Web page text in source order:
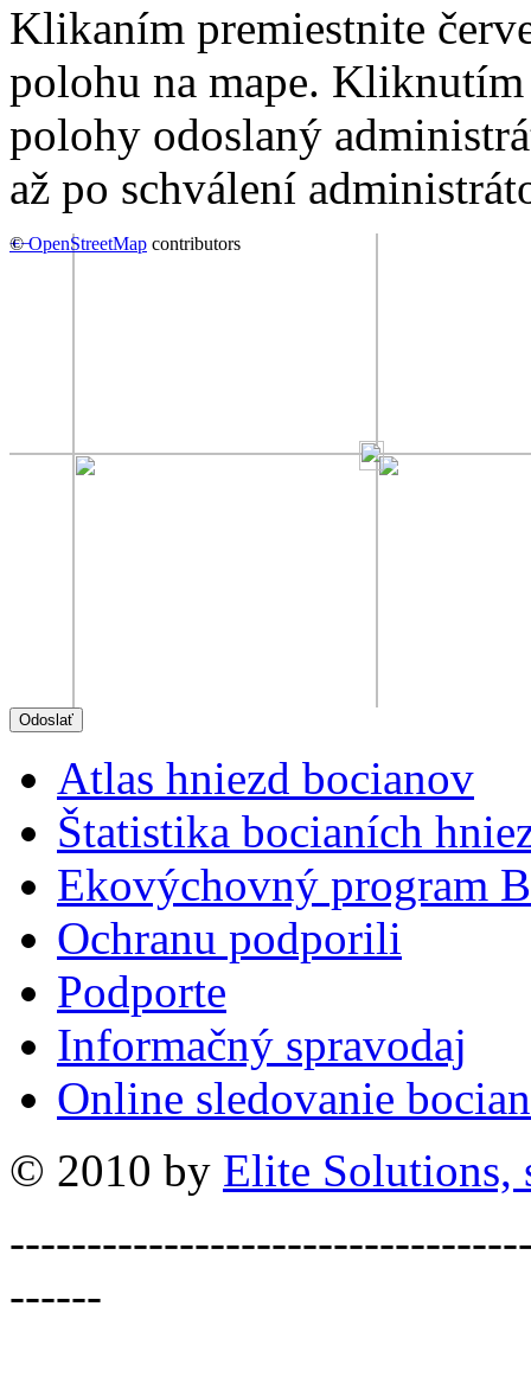
Klikaním premiestnite
polohu na mape.
polohy odoslaný
až po schválení
+−
©OpenStreetMap contributors
Atlas hniezd bocianov
Štatistika bocianích
Ekovýchovný program
Ochranu podporili
Podporte
Informačný spravodaj
Online sledovanie
© 2010 by Elite Solutions,
------